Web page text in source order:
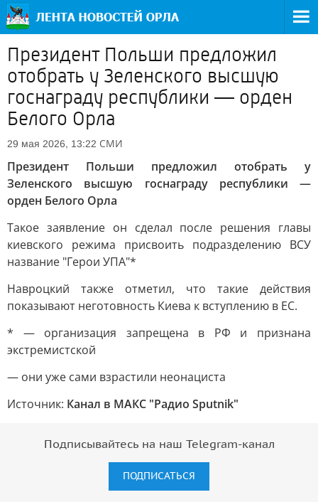
Президент Польши предложил
отобрать у Зеленского высшую
госнаграду республики — орден
Белого Орла
29 мая 2026, 13:22 СМИ
Президент Польши предложил отобрать у
Зеленского высшую госнаграду республики —
орден Белого Орла
Такое заявление он сделал после решения главы
киевского режима присвоить подразделению ВСУ
название "Герои УПА"*
Навроцкий также отметил, что такие действия
показывают неготовность Киева к вступлению в ЕС.
* — организация запрещена в РФ и признана
экстремистской
— они уже сами взрастили неонациста
Источник: Канал в МАКС "Радио Sputnik"
Подписывайтесь на наш Telegram-канал
ПОДПИСАТЬСЯ